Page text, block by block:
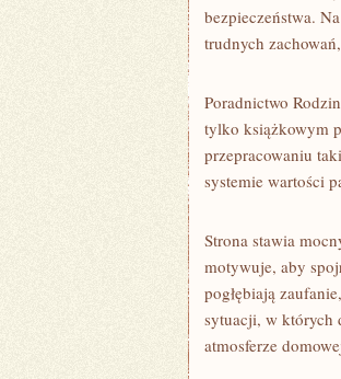
bezpieczeństwa.
trudnych
Poradnictwo
tylko książkowym
przepracowaniu
systemie wartości
Strona stawia
motywuje, aby
pogłębiają
sytuacji, w których
atmosferze